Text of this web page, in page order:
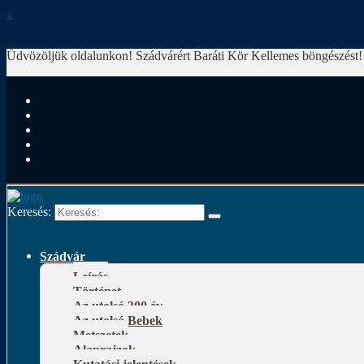
↓
Üdvözöljük oldalunkon! Szádvárért Baráti Kör Kellemes
Keresés:
Szádvár
Leírás
Történet
Az utolsó 300 év
Az utolsó Bebek
Metszetek
Alaprajzok